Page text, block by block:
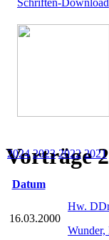
Schriften-Download
Vorträge
2024 2023 2022 2021
Datum
16.03.2000
Hw.
Wunder,